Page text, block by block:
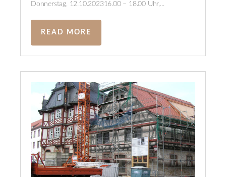
Donnerstag, 12.10.202316.00 – 18.00 Uhr,...
READ MORE